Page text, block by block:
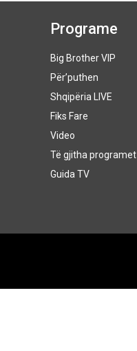
Programe
Big Brother VIP
Për’puthen
Shqipëria LIVE
Fiks Fare
Video
Të gjitha programet
Guida TV